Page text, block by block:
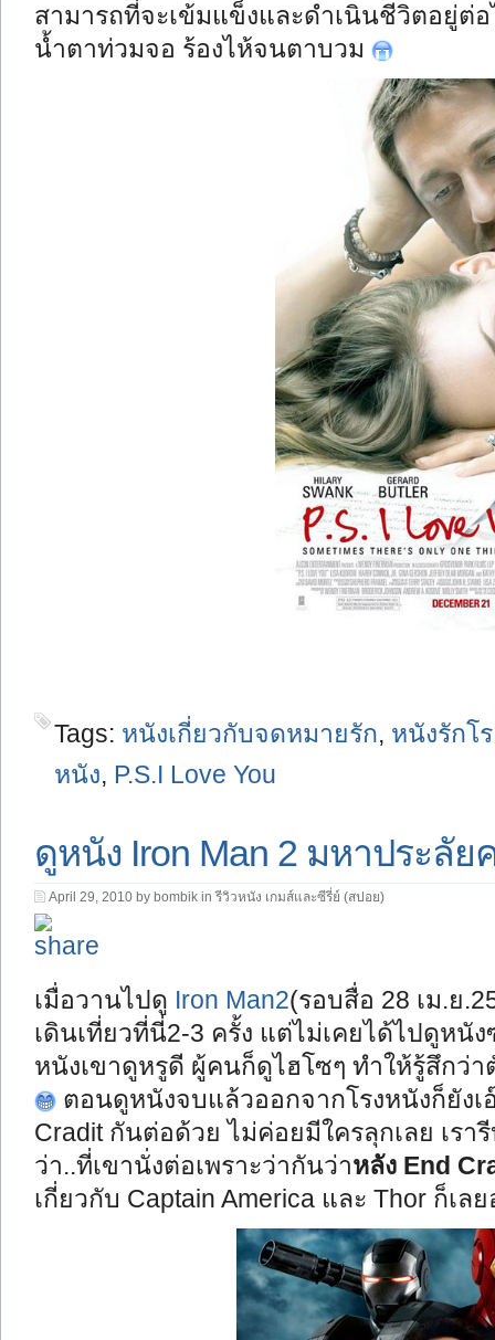
สามารถที่จะเข้มแข็งและดำเนินชีวิตอยู่ต่
น้ำตาท่วมจอ ร้องไห้จนตาบวม
Tags: หนังเกี่ยวกับจดหมายรัก, หนังรักโ
หนัง, P.S.I Love You
ดูหนัง Iron Man 2 มหาประลัย
April 29, 2010 by bombik inรีวิวหนัง เกมส์และซีรี่ย์ (สปอย)
เมื่อวานไปดู Iron Man2(รอบสื่อ 28 เม.ย
เดินเที่ยวที่นี่2-3 ครั้ง แต่ไม่เคยได้ไปดูหนั
หนังเขาดูหรูดี ผู้คนก็ดูไฮโซๆ ทำให้รู้สึกว่
ตอนดูหนังจบแล้วออกจากโรงหนังก็ยัง
Cradit กันต่อด้วย ไม่ค่อยมีใครลุกเลย เรา
ว่า..ที่เขานั่งต่อเพราะว่ากันว่าหลัง End
เกี่ยวกับ Captain America และ Thor ก็เล